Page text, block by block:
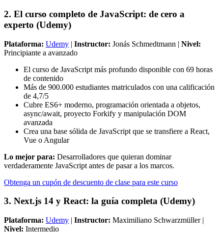
2. El curso completo de JavaScript: de cero a
experto (Udemy)
Plataforma: Udemy | Instructor: Jonás Schmedtmann | Nivel:
Principiante a avanzado
El curso de JavaScript más profundo disponible con 69 horas
de contenido
Más de 900.000 estudiantes matriculados con una calificación
de 4,7/5
Cubre ES6+ moderno, programación orientada a objetos,
async/await, proyecto Forkify y manipulación DOM
avanzada
Crea una base sólida de JavaScript que se transfiere a React,
Vue o Angular
Lo mejor para: Desarrolladores que quieran dominar
verdaderamente JavaScript antes de pasar a los marcos.
Obtenga un cupón de descuento de clase para este curso
3. Next.js 14 y React: la guía completa (Udemy)
Plataforma: Udemy | Instructor: Maximiliano Schwarzmüller |
Nivel: Intermedio